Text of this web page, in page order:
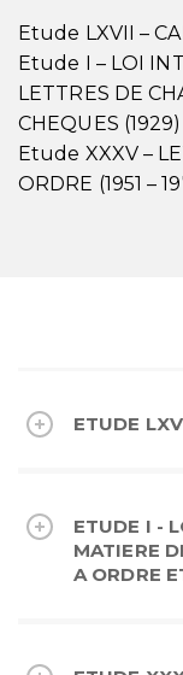
Etude LXVII –
Etude I – LOI
LETTRES DE
CHEQUES (1929)
Etude XXXV –
ORDRE (1951 –
ETUDE
ETUDE I -
MATIERE
A ORDRE